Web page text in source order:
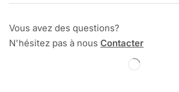
Vous avez des questions?
N'hésitez pas à nous Contacter